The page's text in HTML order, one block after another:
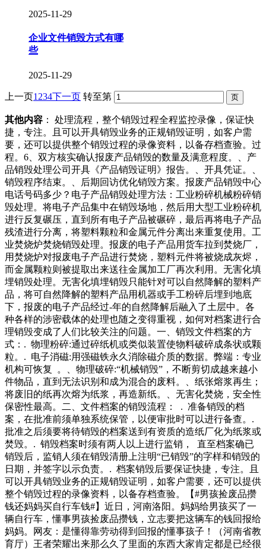
2025-11-29
企业文件销毁方式有哪
些
2025-11-29
上一页1 234下一页 转至第
其他内容 ： 处理流程，整个销毁过程全程监控录像，保证快
捷，专注。且可以开具销毁业务的正规销毁证明，如客户需
要，还可以提供整个销毁过程的录像资料，以备存档查验。过
程。6、双方核实确认报废产品销毁的数量及满意程度。、产
品销毁处理公司开具《产品销毁证明》报告。、开具凭证。、
销毁程序结束。、后期回访优化销毁方案。报废产品销毁中心
电话号码多少？电子产品销毁处理方法：工业粉碎机械粉碎销
毁处理。将电子产品集中在销毁场地，然后用大型工业粉碎机
进行反复碾压，直到所有电子产品被碾碎，最后再将电子产品
残渣进行分离，将塑料颗粒和金属元件分离出来重复使用。工
业焚烧炉焚烧销毁处理。报废的电子产品用货车拉到焚烧厂，
用焚烧炉对报废电子产品进行焚烧，塑料元件将被烧成灰烬，
而金属颗粒则被提取出来送往金属加工厂再次利用。无害化填
埋销毁处理。无害化填埋销毁只能针对可以自然降解的塑料产
品，将可自然降解的塑料产品用机器或手工粉碎后埋到地底
下，报废的电子产品经过-年的自然降解后融入了土层中。各
种各样的涉密载体的处理也随之变得重视，如何对档案进行合
理销毁变成了人们比较关注的问题。一、销毁文件档案的方
式：. 物理粉碎:通过碎纸机或类似装置使物料破碎成条状或颗
粒。. 电子消磁:用强磁铁永久消除磁介质的数据。弊端：专业
机构可恢复 。、物理破碎:“机械销毁”，不断剪切成越来越小
件物品，直到无法识别和成为混合的废料。、纸张熔浆再生；
将废旧的纸再次熔为纸浆，再造新纸。、无害化焚烧，安全性
保密性最高。二、文件档案的销毁流程： . 准备销毁的档
案，在批准前须单独系统保管，以便审批时可以进行备查。.
批准之后须要将待销毁的档案送到有资质的造纸厂化为纸浆或
焚毁。. 销毁档案时须有两人以上进行监销， 直至档案确已
销毁后，监销人须在销毁清册上注明“已销毁”的字样和销毁的
日期，并签字以示负责。. 档案销毁后要保证快捷，专注。且
可以开具销毁业务的正规销毁证明，如客户需要，还可以提供
整个销毁过程的录像资料，以备存档查验。【#男孩捡废品攒
钱还妈妈买自行车钱#】近日，河南洛阳。妈妈给男孩买了一
辆自行车，懂事男孩捡废品攒钱，立志要把这辆车的钱回报给
妈妈。网友：是懂得靠劳动得到回报的懂事孩子！（河南省教
育厅）王者荣耀出来那么久了里面的东西大家肯定都是已经很